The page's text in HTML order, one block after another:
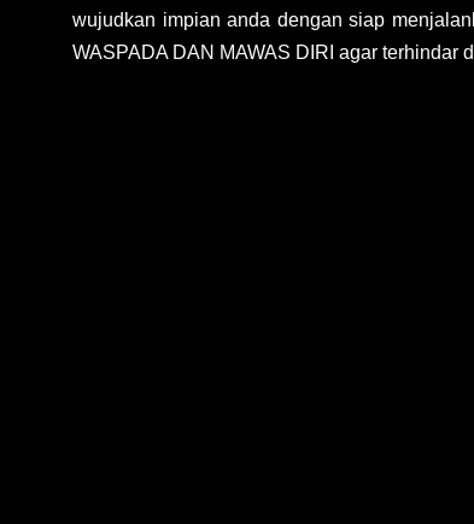
wujudkan impian anda dengan siap
WASPADA DAN MAWAS DIRI agar terhindar